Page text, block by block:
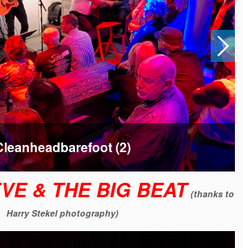
(3)
& THE BIG BEAT (thanks to
Harry Stekel photography)